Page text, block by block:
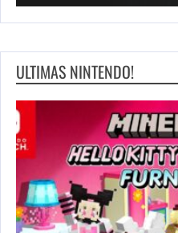
ULTIMAS NINTENDO!